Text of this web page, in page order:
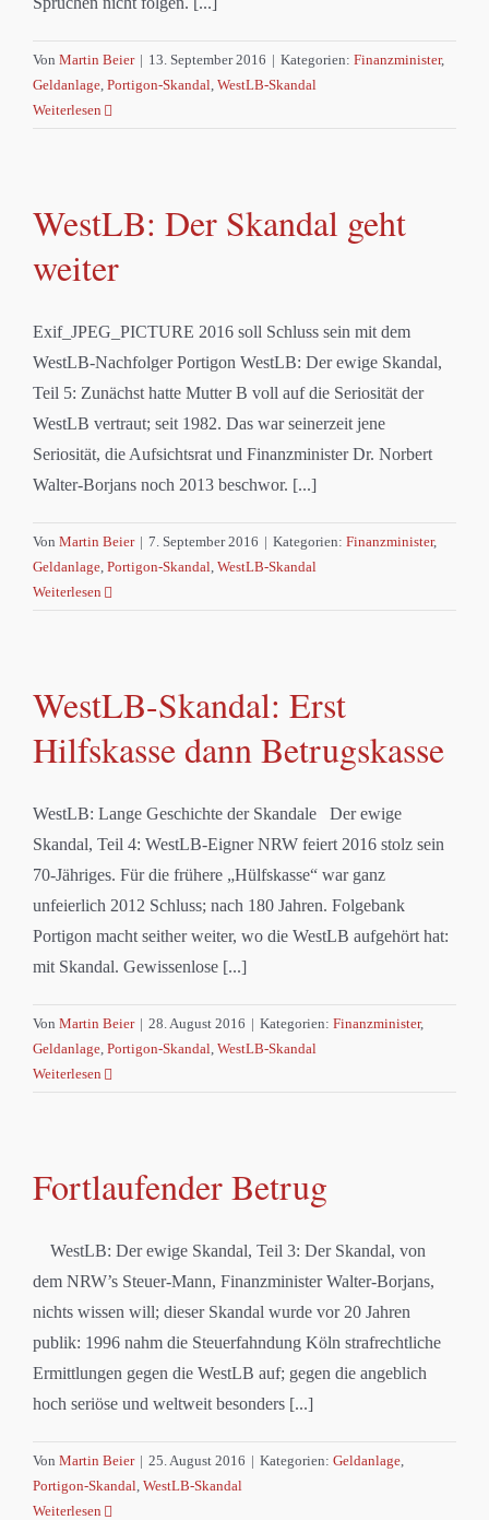
Von Martin Beier | 13. September 2016 | Kategorien: Finanzminister,
Geldanlage, Portigon-Skandal, WestLB-Skandal
Weiterlesen
WestLB: Der Skandal geht
weiter
Exif_JPEG_PICTURE 2016 soll Schluss sein mit dem
WestLB-Nachfolger Portigon WestLB: Der ewige Skandal,
Teil 5: Zunächst hatte Mutter B voll auf die Seriosität der
WestLB vertraut; seit 1982. Das war seinerzeit jene
Seriosität, die Aufsichtsrat und Finanzminister Dr. Norbert
Walter-Borjans noch 2013 beschwor. [...]
Von Martin Beier | 7. September 2016 | Kategorien: Finanzminister,
Geldanlage, Portigon-Skandal, WestLB-Skandal
Weiterlesen
WestLB-Skandal: Erst
Hilfskasse dann Betrugskasse
WestLB: Lange Geschichte der Skandale Der ewige
Skandal, Teil 4: WestLB-Eigner NRW feiert 2016 stolz sein
70-Jähriges. Für die frühere „Hülfskasse“ war ganz
unfeierlich 2012 Schluss; nach 180 Jahren. Folgebank
Portigon macht seither weiter, wo die WestLB aufgehört hat:
mit Skandal. Gewissenlose [...]
Von Martin Beier | 28. August 2016 | Kategorien: Finanzminister,
Geldanlage, Portigon-Skandal, WestLB-Skandal
Weiterlesen
Fortlaufender Betrug
WestLB: Der ewige Skandal, Teil 3: Der Skandal, von
dem NRW’s Steuer-Mann, Finanzminister Walter-Borjans,
nichts wissen will; dieser Skandal wurde vor 20 Jahren
publik: 1996 nahm die Steuerfahndung Köln strafrechtliche
Ermittlungen gegen die WestLB auf; gegen die angeblich
hoch seriöse und weltweit besonders [...]
Von Martin Beier | 25. August 2016 | Kategorien: Geldanlage,
Portigon-Skandal, WestLB-Skandal
Weiterlesen